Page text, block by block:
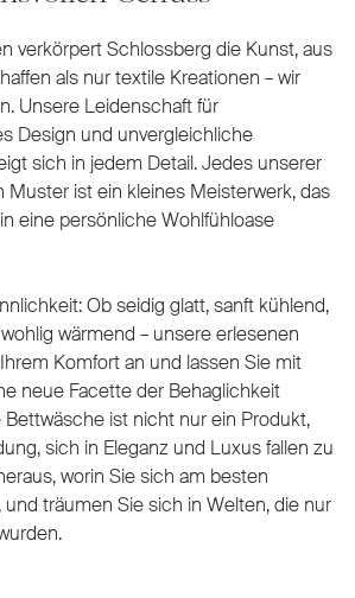
verkörpert Schlossberg die Kunst, aus
als nur textile Kreationen – wir
Unsere Leidenschaft für
Design und unvergleichliche
sich in jedem Detail. Jedes unserer
Muster ist ein kleines Meisterwerk, das
eine persönliche Wohlfühloase
Ob seidig glatt, sanft kühlend,
wärmend – unsere erlesenen
Komfort an und lassen Sie mit
neue Facette der Behaglichkeit
ist nicht nur ein Produkt,
sich in Eleganz und Luxus fallen zu
worin Sie sich am besten
träumen Sie sich in Welten, die nur